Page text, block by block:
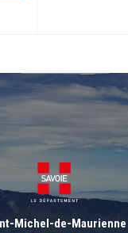
Michel-de-Maurienne